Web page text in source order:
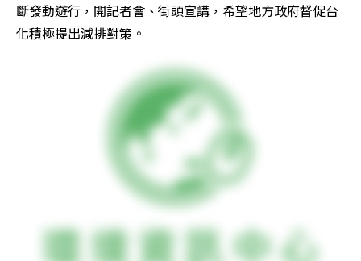
斷發動遊行，開記者會、街頭宣講，希望地方政府督促台
化積極提出減排對策。